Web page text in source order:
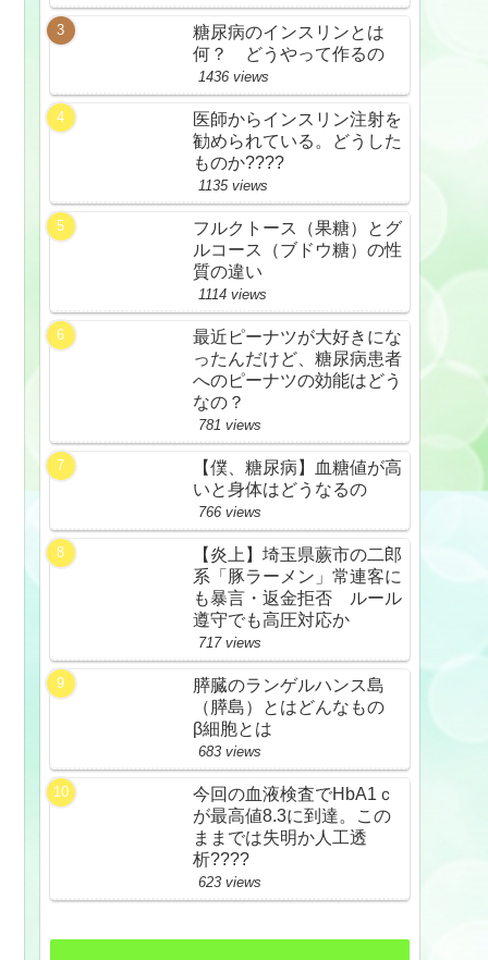
糖尿病のインスリンとは
何？ どうやって作るの
1436 views
医師からインスリン注射を
勧められている。どうした
ものか????
1135 views
フルクトース（果糖）とグ
ルコース（ブドウ糖）の性
質の違い
1114 views
最近ピーナツが大好きにな
ったんだけど、糖尿病患者
へのピーナツの効能はどう
なの？
781 views
【僕、糖尿病】血糖値が高
いと身体はどうなるの
766 views
【炎上】埼玉県蕨市の二郎
系「豚ラーメン」常連客に
も暴言・返金拒否 ルール
遵守でも高圧対応か
717 views
膵臓のランゲルハンス島
（膵島）とはどんなもの
β細胞とは
683 views
今回の血液検査でHbA1ｃ
が最高値8.3に到達。この
ままでは失明か人工透
析????
623 views